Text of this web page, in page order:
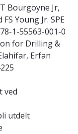
Bourgoyne Jr,
Young Jr. SPE
1-55563-001-0
for Drilling &
Erfan
ved
utdelt